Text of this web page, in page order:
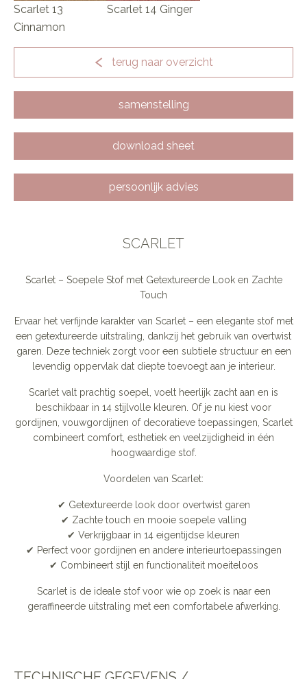
Scarlet 13
Cinnamon
Scarlet 14 Ginger
terug naar overzicht
samenstelling
download sheet
persoonlijk advies
SCARLET
Scarlet – Soepele Stof met Getextureerde Look en Zachte
Touch
Ervaar het verfijnde karakter van Scarlet – een elegante stof met
een getextureerde uitstraling, dankzij het gebruik van overtwist
garen. Deze techniek zorgt voor een subtiele structuur en een
levendig oppervlak dat diepte toevoegt aan je interieur.
Scarlet valt prachtig soepel, voelt heerlijk zacht aan en is
beschikbaar in 14 stijlvolle kleuren. Of je nu kiest voor
gordijnen, vouwgordijnen of decoratieve toepassingen, Scarlet
combineert comfort, esthetiek en veelzijdigheid in één
hoogwaardige stof.
Voordelen van Scarlet:
✔ Getextureerde look door overtwist garen
✔ Zachte touch en mooie soepele valling
✔ Verkrijgbaar in 14 eigentijdse kleuren
✔ Perfect voor gordijnen en andere interieurtoepassingen
✔ Combineert stijl en functionaliteit moeiteloos
Scarlet is de ideale stof voor wie op zoek is naar een
geraffineerde uitstraling met een comfortabele afwerking.